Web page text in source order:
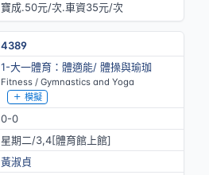
寶成.50元/次.車資35元/次
4389
1-大一體育：體適能/ 體操與瑜珈
Fitness / Gymnastics and Yoga
模擬
0-0
星期二/3,4[體育館上館]
黃淑貞